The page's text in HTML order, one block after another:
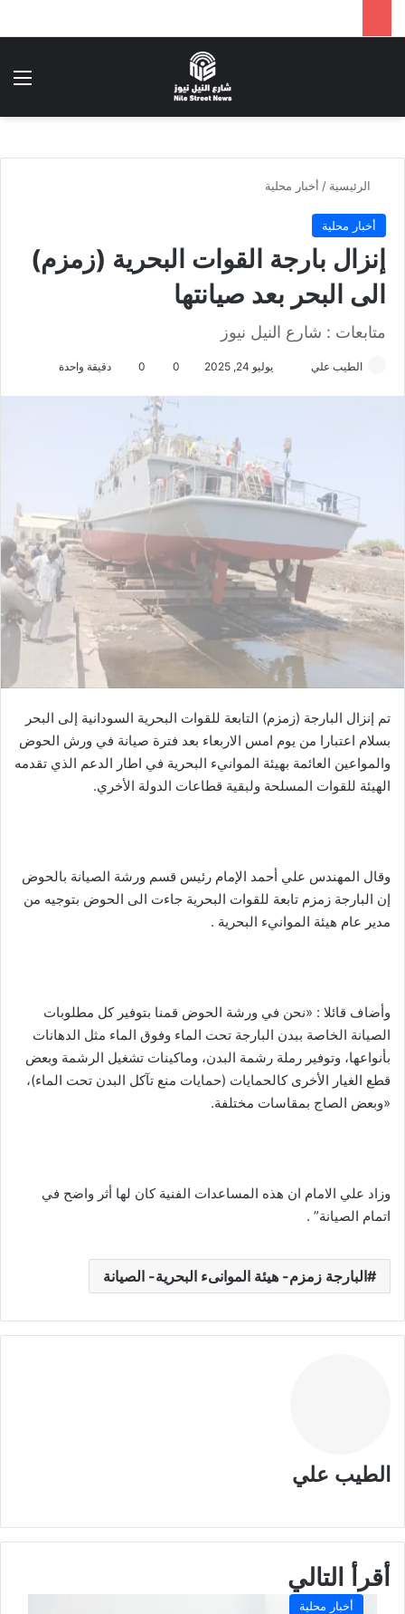
الرئيسية / أخبار محلية
أخبار محلية
إنزال بارجة القوات البحرية (زمزم)
الى البحر بعد صيانتها
متابعات : شارع النيل نيوز
الطيب علي
إ
ل
ك
ر
و
ن
ي
يوليو 24, 2025 0 دقيقة واحدة
تم إنزال البارجة (زمزم) التابعة للقوات البحرية السودانية إلى البحر
بسلام اعتبارا من يوم امس الاربعاء بعد فترة صيانة في ورش الحوض
والمواعين العائمة بهيئة الموانيء البحرية في اطار الدعم الذي تقدمه
الهيئة للقوات المسلحة ولبقية قطاعات الدولة الأخري.
وقال المهندس علي أحمد الإمام رئيس قسم ورشة الصيانة بالحوض
إن البارجة زمزم تابعة للقوات البحرية جاءت الى الحوض بتوجيه من
مدير عام هيئة الموانيء البحرية .
وأضاف قائلا : «نحن في ورشة الحوض قمنا بتوفير كل مطلوبات
الصيانة الخاصة ببدن البارجة تحت الماء وفوق الماء مثل الدهانات
بأنواعها، وتوفير رملة رشمة البدن، وماكينات تشغيل الرشمة وبعض
قطع الغيار الأخرى كالحمايات (حمايات منع تآكل البدن تحت الماء)،
«وبعض الصاج بمقاسات مختلفة.
وزاد علي الامام ان هذه المساعدات الفنية كان لها أثر واضح في
اتمام الصيانة” .
البارجة زمزم- هيئة الموانىء البحرية- الصيانة
الطيب علي
ا
أقرأ التالي
أخبار محلية